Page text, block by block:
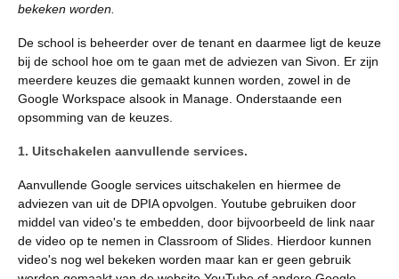
bekeken worden.
De school is beheerder over de tenant en daarmee ligt de keuze
bij de school hoe om te gaan met de adviezen van Sivon. Er zijn
meerdere keuzes die gemaakt kunnen worden, zowel in de
Google Workspace alsook in Manage. Onderstaande een
opsomming van de keuzes.
1. Uitschakelen aanvullende services.
Aanvullende Google services uitschakelen en hiermee de
adviezen van uit de DPIA opvolgen. Youtube gebruiken door
middel van video's te embedden, door bijvoorbeeld de link naar
de video op te nemen in Classroom of Slides. Hierdoor kunnen
video's nog wel bekeken worden maar kan er geen gebruik